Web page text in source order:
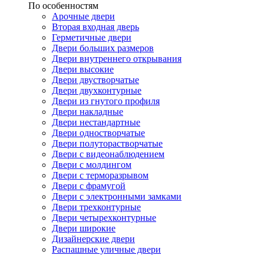
По особенностям
Арочные двери
Вторая входная дверь
Герметичные двери
Двери больших размеров
Двери внутреннего открывания
Двери высокие
Двери двустворчатые
Двери двухконтурные
Двери из гнутого профиля
Двери накладные
Двери нестандартные
Двери одностворчатые
Двери полуторастворчатые
Двери с видеонаблюдением
Двери с молдингом
Двери с терморазрывом
Двери с фрамугой
Двери с электронными замками
Двери трехконтурные
Двери четырехконтурные
Двери широкие
Дизайнерские двери
Распашные уличные двери